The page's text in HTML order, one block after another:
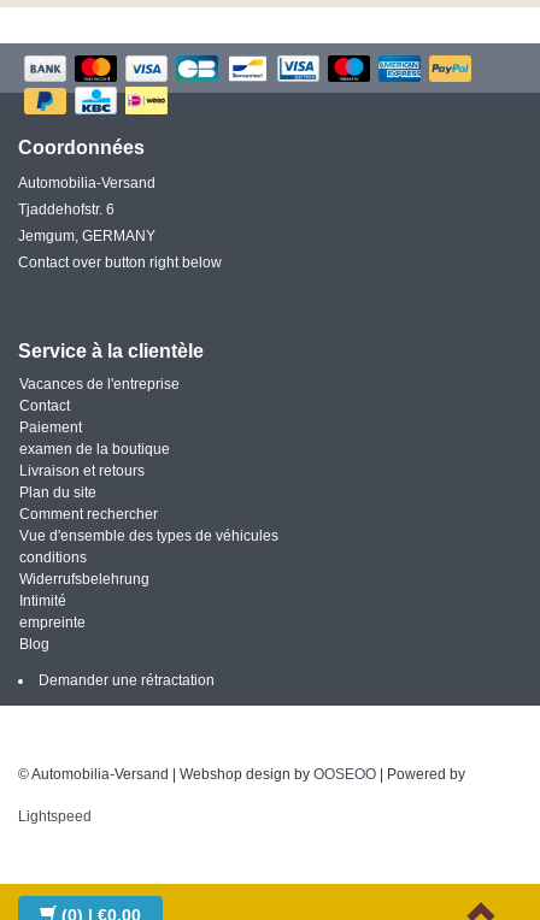
Coordonnées
Automobilia-Versand
Tjaddehofstr. 6
Jemgum, GERMANY
Contact over button right below
Service à la clientèle
Vacances de l'entreprise
Contact
Paiement
examen de la boutique
Livraison et retours
Plan du site
Comment rechercher
Vue d'ensemble des types de véhicules
conditions
Widerrufsbelehrung
Intimité
empreinte
Blog
Demander une rétractation
© Automobilia-Versand | Webshop design by OOSEOO | Powered by
Lightspeed
(0) | €0,00